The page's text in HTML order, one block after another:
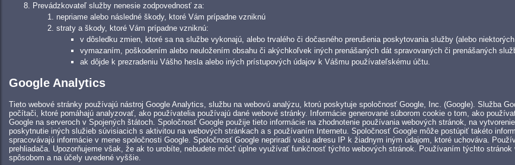
Prevádzkovateľ služby nenesie zodpovednosť za:
nepriame alebo následné škody, ktoré Vám prípadne vzniknú
straty a škody, ktoré Vám prípadne vzniknú:
v dôsledku zmien, ktoré sa na službe vykonajú, alebo trvalého či dočasného prerušenia poskytovania služby (alebo
vymazaním, poškodením alebo neuložením obsahu či akýchkoľvek iných prenášaných dát spravovaných či prenášaných
ak dôjde k prezradeniu Vášho hesla alebo iných prístupových údajov k Vášmu používateľskému účtu.
Google Analytics
Tieto webové stránky používajú nástroj Google Analytics, službu na webovú analýzu, ktorú poskytuje spoločnosť Google, Inc. (Google). Služba
počítači, ktoré pomáhajú analyzovať, ako používatelia používajú dané webové stránky. Informácie generované súborom cookie o tom, ako
Google na serveroch v Spojených štátoch. Spoločnosť Google použije tieto informácie na zhodnotenie používania webových stránok, na
poskytnutie iných služieb súvisiacich s aktivitou na webových stránkach a s používaním Internetu. Spoločnosť Google môže postúpiť takéto
spracovávajú informácie v mene spoločnosti Google. Spoločnosť Google nepriradí vašu adresu IP k žiadnym iným údajom, ktoré uchováva.
prehliadača. Upozorňujeme však, že ak to urobíte, nebudete môcť úplne využívať funkčnosť týchto webových stránok. Používaním týchto
spôsobom a na účely uvedené vyššie.